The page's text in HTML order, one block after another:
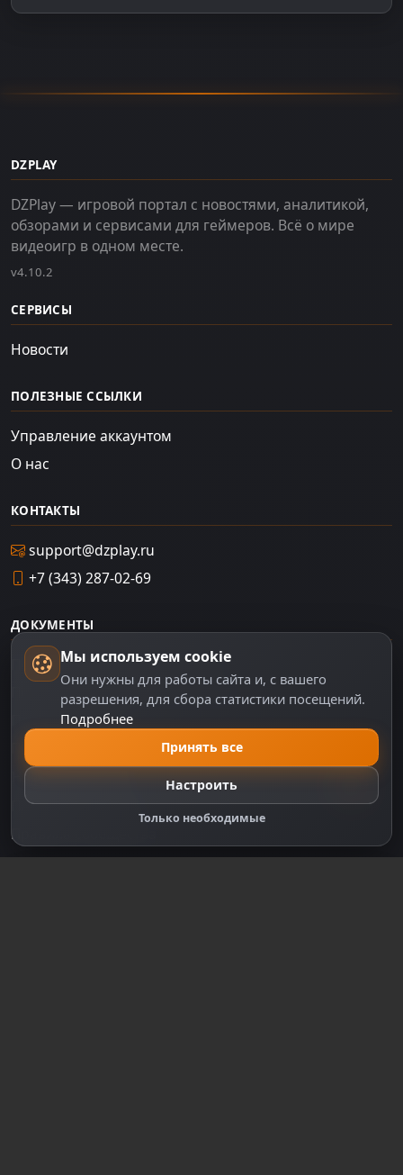
DZPLAY
DZPlay — игровой портал с новостями, аналитикой,
обзорами и сервисами для геймеров. Всё о мире
видеоигр в одном месте.
v4.10.2
СЕРВИСЫ
Новости
ПОЛЕЗНЫЕ ССЫЛКИ
Управление аккаунтом
О нас
КОНТАКТЫ
support@dzplay.ru
+7 (343) 287-02-69
ДОКУМЕНТЫ
Пользовательское соглашение
Политика персональных данных
Правила оплаты
Настройки cookie
Правообладателям
Правила сообщества
Мы используем cookie
Они нужны для работы сайта и, с вашего
разрешения, для сбора статистики посещений.
Подробнее
Принять все
Настроить
Только необходимые